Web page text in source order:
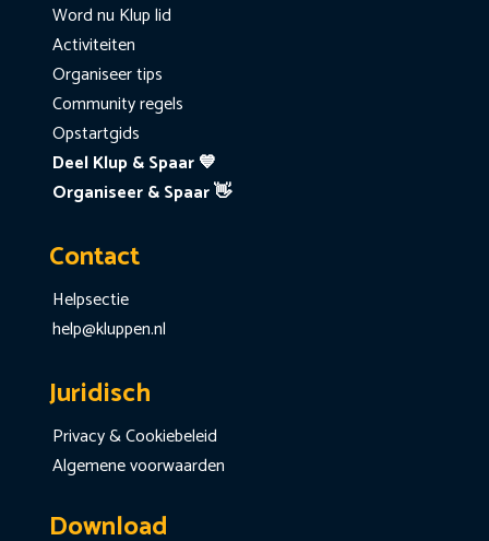
Word nu Klup lid
Activiteiten
Organiseer tips
Community regels
Opstartgids
Deel Klup & Spaar 💙
Organiseer & Spaar 👋
Contact
Helpsectie
help@kluppen.nl
Juridisch
Privacy & Cookiebeleid
Algemene voorwaarden
Download